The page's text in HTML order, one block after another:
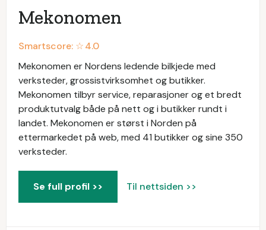
Mekonomen
Smartscore: ☆4.0
Mekonomen er Nordens ledende bilkjede med
verksteder, grossistvirksomhet og butikker.
Mekonomen tilbyr service, reparasjoner og et bredt
produktutvalg både på nett og i butikker rundt i
landet. Mekonomen er størst i Norden på
ettermarkedet på web, med 41 butikker og sine 350
verksteder.
Se full profil >> Til nettsiden >>